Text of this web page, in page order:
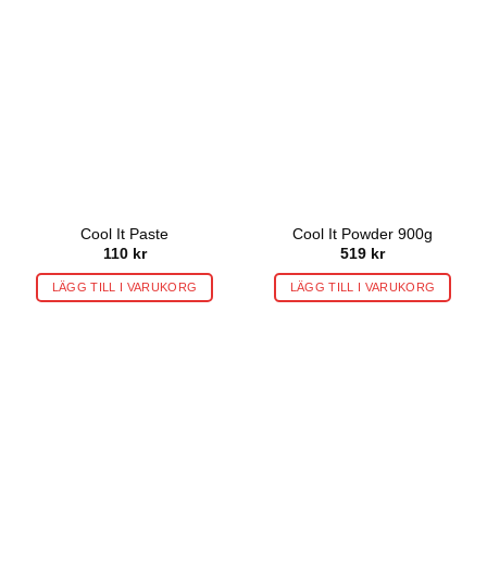
Cool It Paste
110 kr
LÄGG TILL I VARUKORG
Cool It Powder 900g
519 kr
LÄGG TILL I VARUKORG